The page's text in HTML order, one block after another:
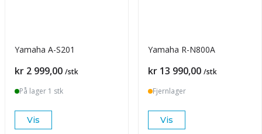
Yamaha A-S201
Pris
kr 2 999,00 /stk
På lager 1 stk
Vis
Yamaha R-N800A
Pris
kr 13 990,00 /stk
Fjernlager
Vis